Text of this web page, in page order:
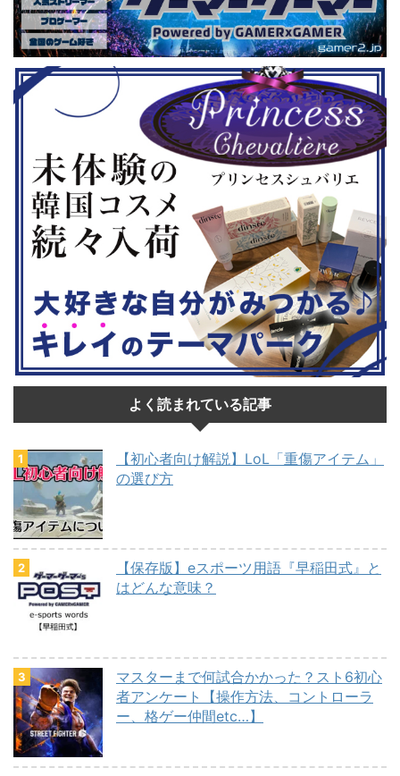
セット』
ホラーゲー
『鉄拳8
ーである蝶野正洋さんは今年60歳に
なるそうです。トークセッションに登
場しますよ。 この記事のポイント ・
大会参加者は60歳以上 ・3地区で予
選あり。予選は8月24日、25日と9月
22日。本戦は9月22日（事前エ ...
要チェック
ル」に『ユ
登場！『龍
リロード』
は、
ンドーeショ
...
よく読まれている記事
【初心者向け解説】LoL「重傷アイテム」
の選び方
【保存版】eスポーツ用語『早稲田式』と
はどんな意味？
マスターまで何試合かかった？スト6初心
者アンケート【操作方法、コントローラ
ー、格ゲー仲間etc…】